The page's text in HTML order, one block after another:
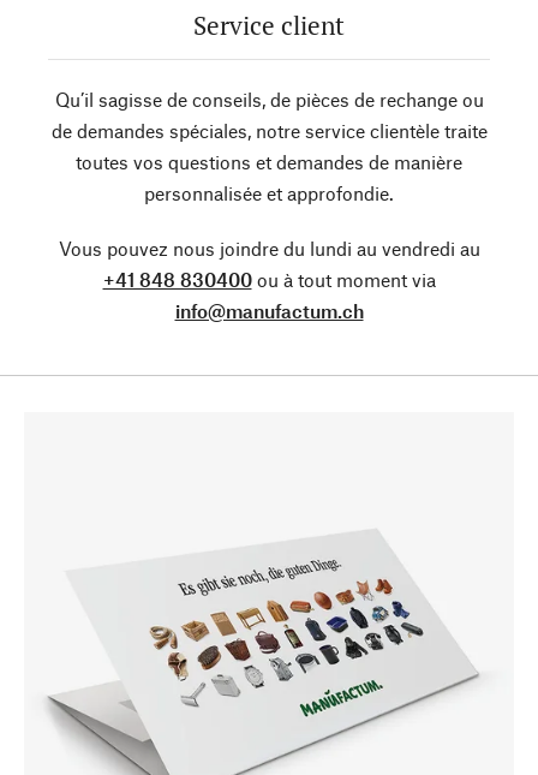
Service client
Qu’il sagisse de conseils, de pièces de rechange ou
de demandes spéciales, notre service clientèle traite
toutes vos questions et demandes de manière
personnalisée et approfondie.
Vous pouvez nous joindre du lundi au vendredi au
+41 848 830400ou à tout moment via
info@manufactum.ch